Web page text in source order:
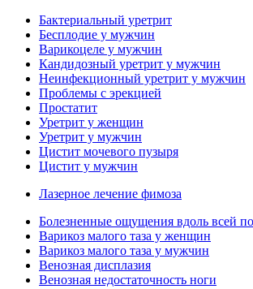
Бактериальный уретрит
Бесплодие у мужчин
Варикоцеле у мужчин
Кандидозный уретрит у мужчин
Неинфекционный уретрит у мужчин
Проблемы с эрекцией
Простатит
Уретрит у женщин
Уретрит у мужчин
Цистит мочевого пузыря
Цистит у мужчин
Лазерное лечение фимоза
Болезненные ощущения вдоль всей
Варикоз малого таза у женщин
Варикоз малого таза у мужчин
Венозная дисплазия
Венозная недостаточность ноги